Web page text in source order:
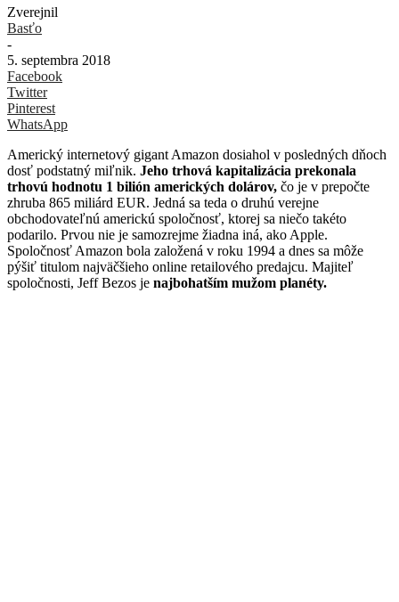
Zverejnil
Basťo
-
5. septembra 2018
Facebook
Twitter
Pinterest
WhatsApp
Americký internetový gigant Amazon dosiahol v posledných dňoch
dosť podstatný miľnik. Jeho trhová kapitalizácia prekonala
trhovú hodnotu 1 bilión amerických dolárov, čo je v prepočte
zhruba 865 miliárd EUR. Jedná sa teda o druhú verejne
obchodovateľnú americkú spoločnosť, ktorej sa niečo takéto
podarilo. Prvou nie je samozrejme žiadna iná, ako Apple.
Spoločnosť Amazon bola založená v roku 1994 a dnes sa môže
pýšiť titulom najväčšieho online retailového predajcu. Majiteľ
spoločnosti, Jeff Bezos je najbohatším mužom planéty.